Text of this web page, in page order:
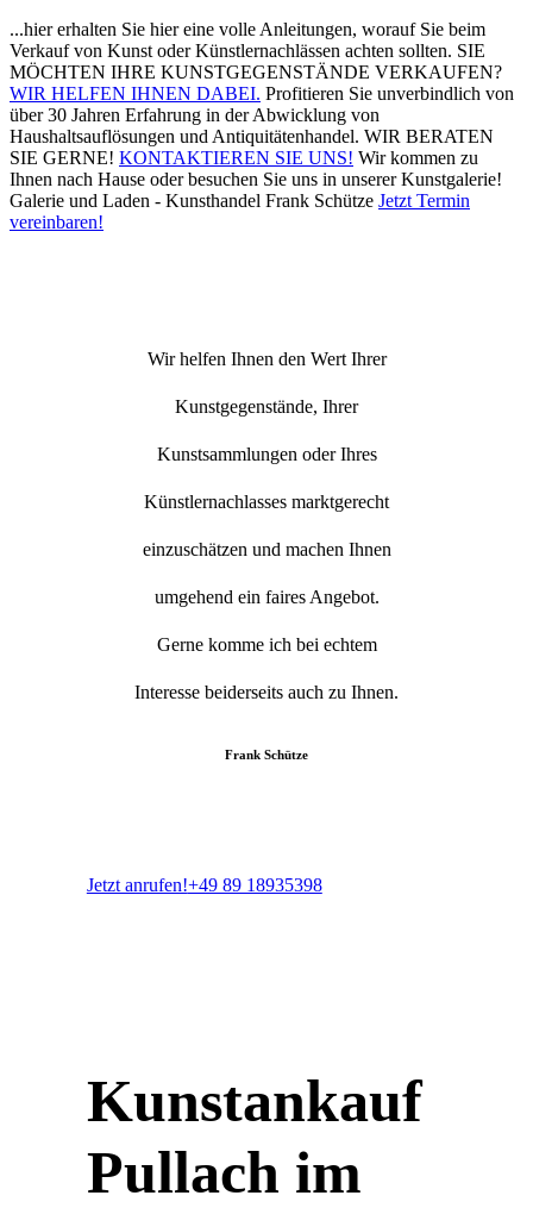
...hier erhalten Sie hier eine volle Anleitungen, worauf Sie beim
Verkauf von Kunst oder Künstlernachlässen achten sollten. SIE
MÖCHTEN IHRE KUNSTGEGENSTÄNDE VERKAUFEN?
WIR HELFEN IHNEN DABEI. Profitieren Sie unverbindlich von
über 30 Jahren Erfahrung in der Abwicklung von
Haushaltsauflösungen und Antiquitätenhandel. WIR BERATEN
SIE GERNE! KONTAKTIEREN SIE UNS! Wir kommen zu
Ihnen nach Hause oder besuchen Sie uns in unserer Kunstgalerie!
Galerie und Laden - Kunsthandel Frank Schütze Jetzt Termin
vereinbaren!
Wir helfen Ihnen den Wert Ihrer
Kunstgegenstände, Ihrer
Kunstsammlungen oder Ihres
Künstlernachlasses marktgerecht
einzuschätzen und machen Ihnen
umgehend ein faires Angebot.
Gerne komme ich bei echtem
Interesse beiderseits auch zu Ihnen.
Frank Schütze
Jetzt anrufen!+49 89 18935398
Kunstankauf
Pullach im